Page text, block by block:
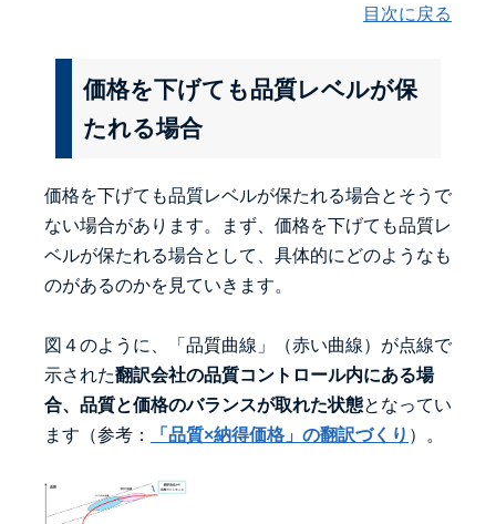
目次に戻る
価格を下げても品質レベルが保
たれる場合
価格を下げても品質レベルが保たれる場合とそうで
ない場合があります。まず、価格を下げても品質レ
ベルが保たれる場合として、具体的にどのようなも
のがあるのかを見ていきます。
図４のように、「品質曲線」（赤い曲線）が点線で
示された翻訳会社の品質コントロール内にある場
合、品質と価格のバランスが取れた状態となってい
ます（参考：
「品質×納得価格」の翻訳づくり ）。